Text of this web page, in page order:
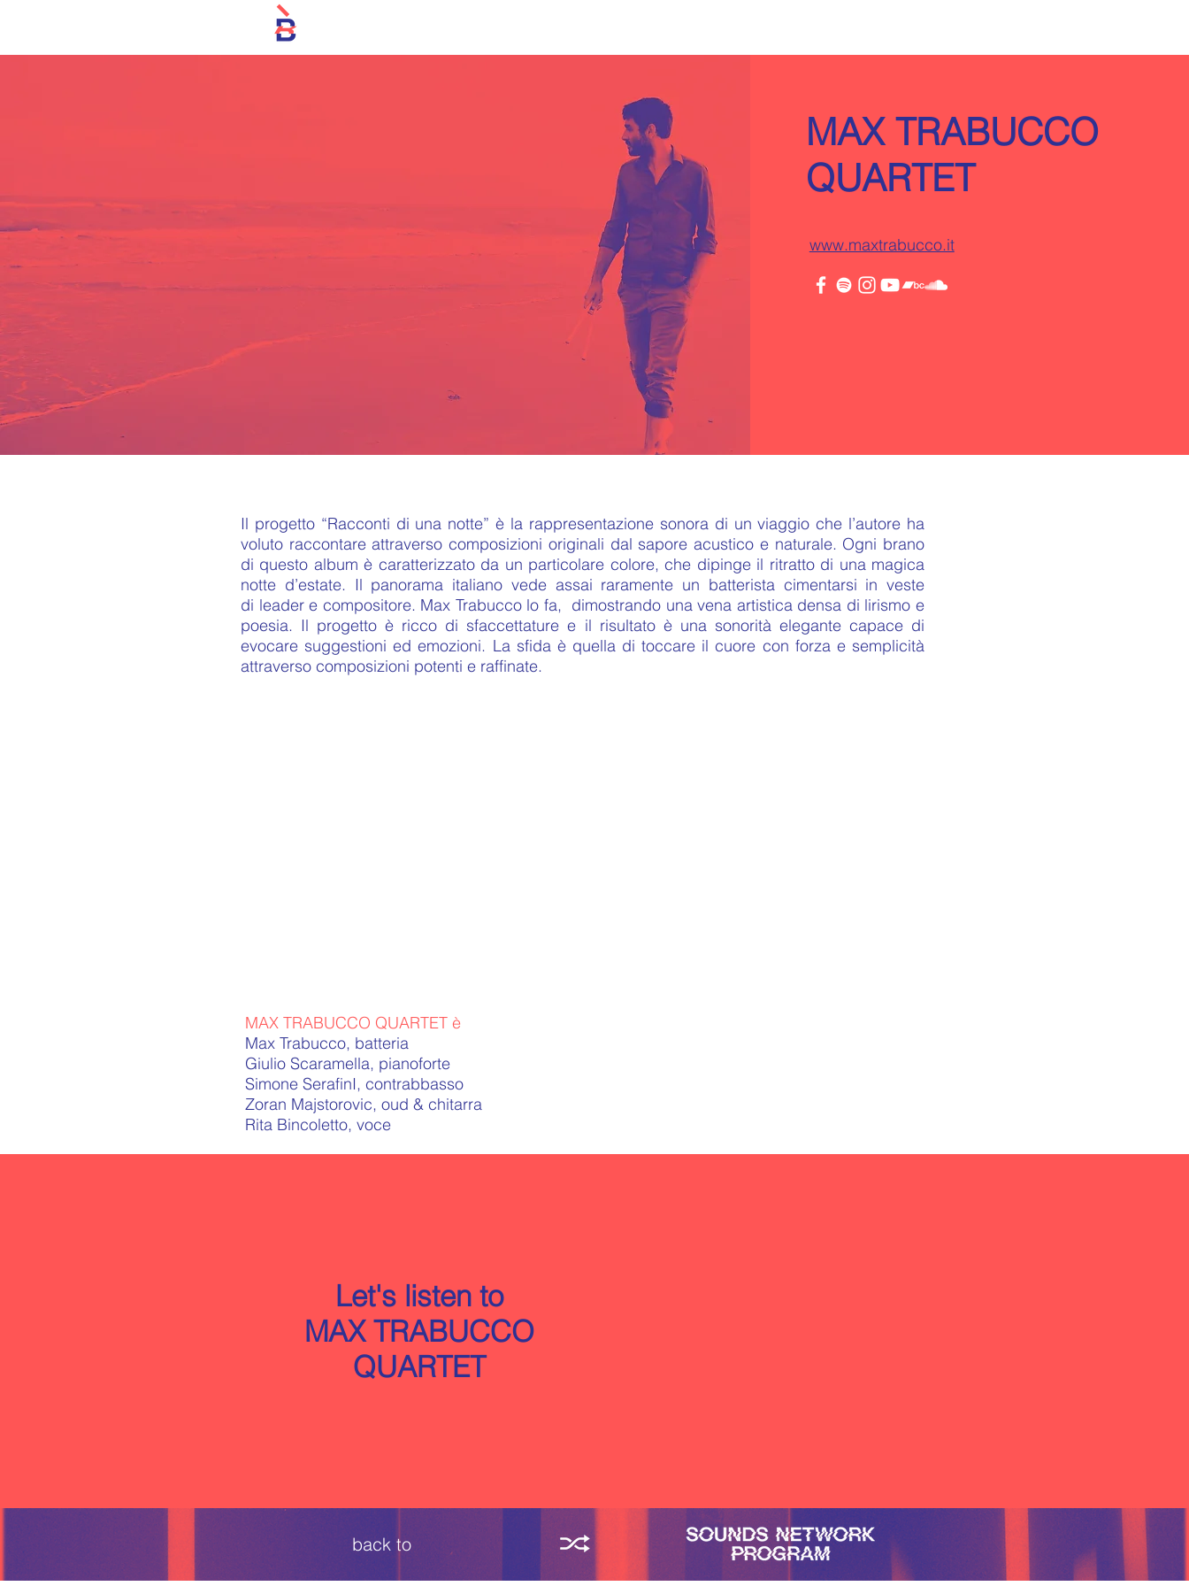
MAX TRABUCCO
QUARTET
www.maxtrabucco.it
Il progetto “Racconti di una notte” è la rappresentazione sonora di un viaggio che l’autore ha
voluto raccontare attraverso composizioni originali dal sapore acustico e naturale. Ogni brano
di questo album è caratterizzato da un particolare colore, che dipinge il ritratto di una magica
notte d’estate. Il panorama italiano vede assai raramente un batterista cimentarsi in veste
di leader e compositore. Max Trabucco lo fa, dimostrando una vena artistica densa di lirismo e
poesia. Il progetto è ricco di sfaccettature e il risultato è una sonorità elegante capace di
evocare suggestioni ed emozioni. La sfida è quella di toccare il cuore con forza e semplicità
attraverso composizioni potenti e raffinate.
MAX TRABUCCO QUARTET è
Max Trabucco, batteria
Giulio Scaramella, pianoforte
Simone SerafinI, contrabbasso
Zoran Majstorovic, oud & chitarra
Rita Bincoletto, voce
Let's listen to
MAX TRABUCCO
QUARTET
back to